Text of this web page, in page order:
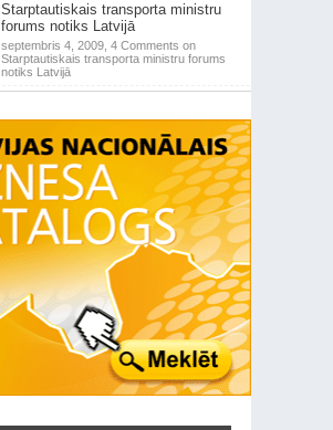
Starptautiskais transporta ministru
forums notiks Latvijā
septembris 4, 2009, 4 Comments on
Starptautiskais transporta ministru forums
notiks Latvijā